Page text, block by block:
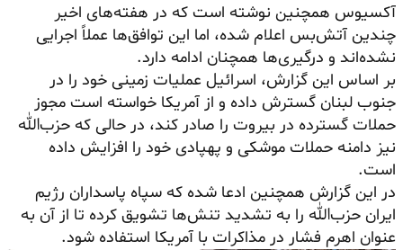
آکسیوس همچنین نوشته است که در هفته‌های اخیر
چندین آتش‌بس اعلام شده، اما این توافق‌ها عملاً اجرایی
نشده‌اند و درگیری‌ها همچنان ادامه دارد.
بر اساس این گزارش، اسرائیل عملیات زمینی خود را در
جنوب لبنان گسترش داده و از آمریکا خواسته است مجوز
حملات گسترده در بیروت را صادر کند، در حالی که حزب‌الله
نیز دامنه حملات موشکی و پهپادی خود را افزایش داده
است.
در این گزارش همچنین ادعا شده که سپاه پاسداران رژیم
ایران حزب‌الله را به تشدید تنش‌ها تشویق کرده تا از آن به
عنوان اهرم فشار در مذاکرات با آمریکا استفاده شود.